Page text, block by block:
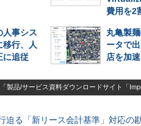
費用を2
人事シス
移行、人
に追従
丸亀製
ータで
店を加速
「製品/サービス資料ダウンロードサイト「
迫る「新リース会計基準」対応の